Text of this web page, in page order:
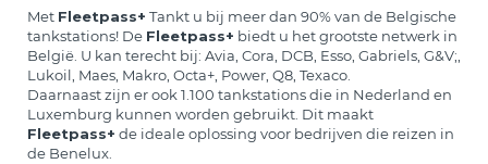
Met Fleetpass+ Tankt u bij meer dan 90% van de Belgische
tankstations! De Fleetpass+ biedt u het grootste netwerk in
België. U kan terecht bij: Avia, Cora, DCB, Esso, Gabriels, G&V;,
Lukoil, Maes, Makro, Octa+, Power, Q8, Texaco.
Daarnaast zijn er ook 1.100 tankstations die in Nederland en
Luxemburg kunnen worden gebruikt. Dit maakt
Fleetpass+ de ideale oplossing voor bedrijven die reizen in
de Benelux.